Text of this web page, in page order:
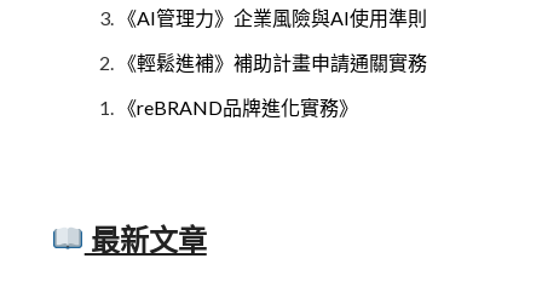
《AI管理力》企業風險與AI使用準則
《輕鬆進補》補助計畫申請通關實務
《reBRAND品牌進化實務》
最新文章